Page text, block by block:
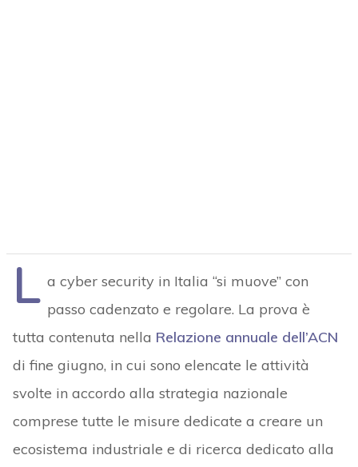
L a cyber security in Italia “si muove” con
passo cadenzato e regolare. La prova è
tutta contenuta nella Relazione annuale dell’ACN
di fine giugno, in cui sono elencate le attività
svolte in accordo alla strategia nazionale
comprese tutte le misure dedicate a creare un
ecosistema industriale e di ricerca dedicato alla